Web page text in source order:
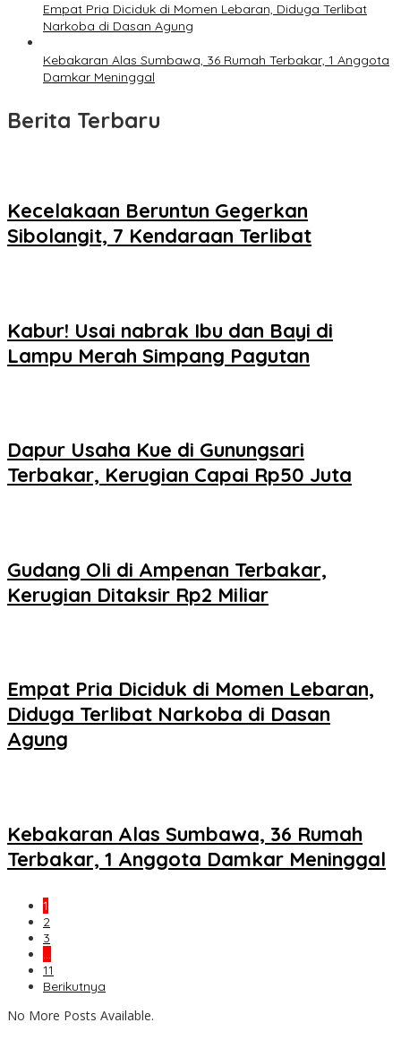
Empat Pria Diciduk di Momen Lebaran, Diduga Terlibat
Narkoba di Dasan Agung
Kebakaran Alas Sumbawa, 36 Rumah Terbakar, 1 Anggota
Damkar Meninggal
Berita Terbaru
Kecelakaan Beruntun Gegerkan
Sibolangit, 7 Kendaraan Terlibat
Kabur! Usai nabrak Ibu dan Bayi di
Lampu Merah Simpang Pagutan
Dapur Usaha Kue di Gunungsari
Terbakar, Kerugian Capai Rp50 Juta
Gudang Oli di Ampenan Terbakar,
Kerugian Ditaksir Rp2 Miliar
Empat Pria Diciduk di Momen Lebaran,
Diduga Terlibat Narkoba di Dasan
Agung
Kebakaran Alas Sumbawa, 36 Rumah
Terbakar, 1 Anggota Damkar Meninggal
1
2
3
…
11
Berikutnya
No More Posts Available.